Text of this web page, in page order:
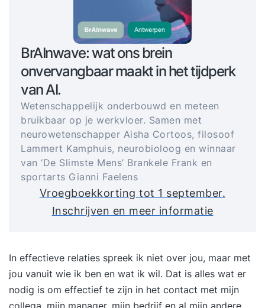
BrAInwave: wat ons brein
onvervangbaar maakt in het tijdperk
van AI.
Wetenschappelijk onderbouwd en meteen
bruikbaar op je werkvloer. Samen met
neurowetenschapper Aisha Cortoos, filosoof
Lammert Kamphuis, neurobioloog en winnaar
van ‘De Slimste Mens’ Brankele Frank en
sportarts Gianni Faelens
Vroegboekkorting tot 1 september.
Inschrijven en meer informatie
In effectieve relaties spreek ik niet over jou, maar met
jou vanuit wie ik ben en wat ik wil. Dat is alles wat er
nodig is om effectief te zijn in het contact met mijn